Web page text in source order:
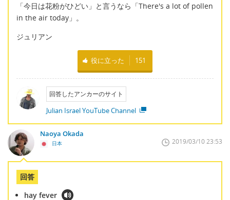
「今日は花粉がひどい」と言うなら「There's a lot of pollen
in the air today」。
ジュリアン
役に立った 151
回答したアンカーのサイト
Julian Israel YouTube Channel
Naoya Okada
日本 2019/03/10 23:53
回答
hay fever